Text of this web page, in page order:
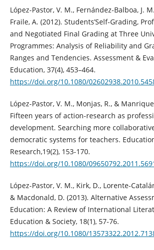
López-Pastor, V. M., Fernández-Balboa, J.
Fraile, A. (2012). Students’Self-Grading,
and Negotiated Final Grading at Three
Programmes: Analysis of Reliability and
Ranges and Tendencies. Assessment &
Education, 37(4), 453–464.
https://doi.org/10.1080/
López-Pastor, V. M., Monjas, R., &
Fifteen years of action-research as
development. Searching more
democratic systems for teachers.
Research,19(2), 153-170.
https://doi.org/10.1080/
López-Pastor, V. M., Kirk, D., Lorente-
& Macdonald, D. (2013). Alternative
Education: A Review of International
Education & Society, 18(1), 57-76.
https://doi.org/10.1080/